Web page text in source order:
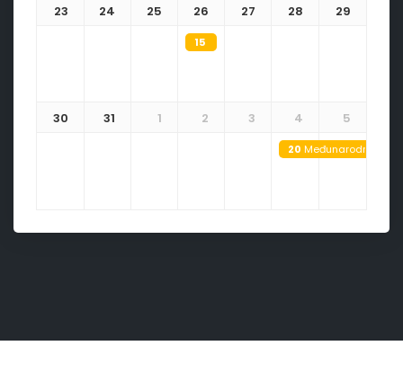
23 24 25 26 27 28 29
15
30 31 1 2 3 4 5
20 Međunarodni